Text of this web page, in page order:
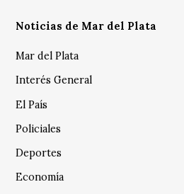
Noticias de Mar del Plata
Mar del Plata
Interés General
El País
Policiales
Deportes
Economía